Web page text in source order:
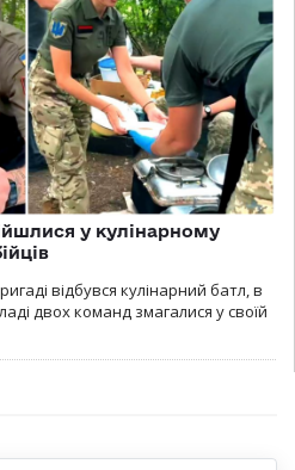
у кулінарному
відбувся кулінарний батл, в
двох команд змагалися у своїй